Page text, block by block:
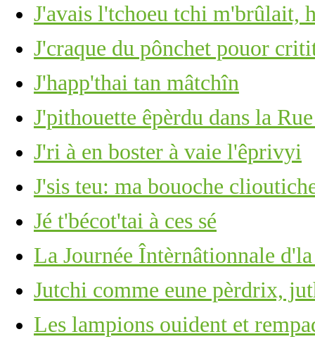
J'avais l'tchoeu tchi m'brûlait,
J'craque du pônchet pouor
J'happ'thai tan mâtchîn
J'pithouette êpèrdu dans la
J'ri à en boster à vaie l'êprivyi
J'sis teu: ma bouoche
Jé t'bécot'tai à ces sé
La Journée Întèrnâtionnale
Jutchi comme eune pèrdrix,
Les lampions ouident et